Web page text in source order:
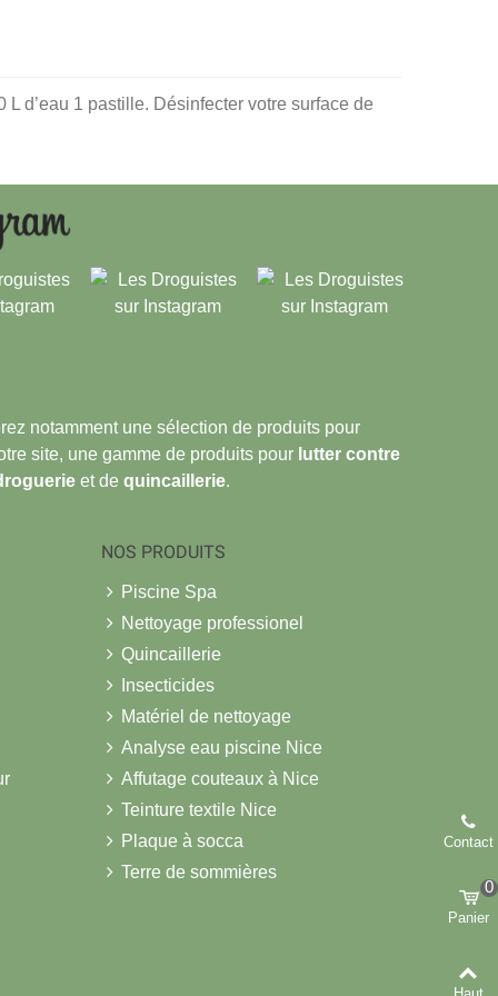
d’eau 1 pastille. Désinfecter votre surface de
notamment une sélection de produits pour
site, une gamme de produits pour lutter contre
et de quincaillerie.
NOS PRODUITS
Piscine Spa
Nettoyage professionel
Quincaillerie
Insecticides
Matériel de nettoyage
Analyse eau piscine Nice
Affutage couteaux à Nice
Teinture textile Nice
Plaque à socca
Terre de sommières
Contact
Panier
0